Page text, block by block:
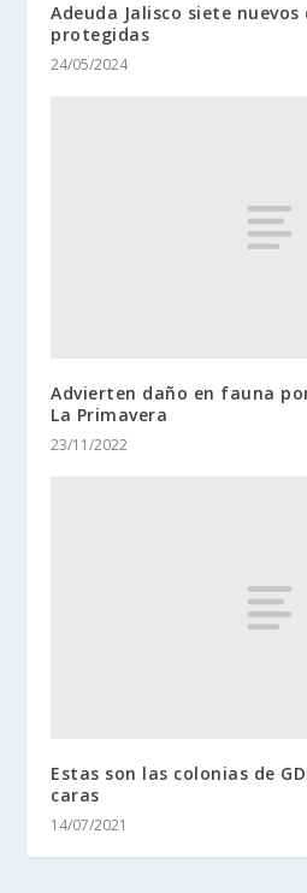
Adeuda Jalisco siete
protegidas
24/05/2024
Advierten daño en fauna
La Primavera
23/11/2022
Estas son las colonias de
caras
14/07/2021